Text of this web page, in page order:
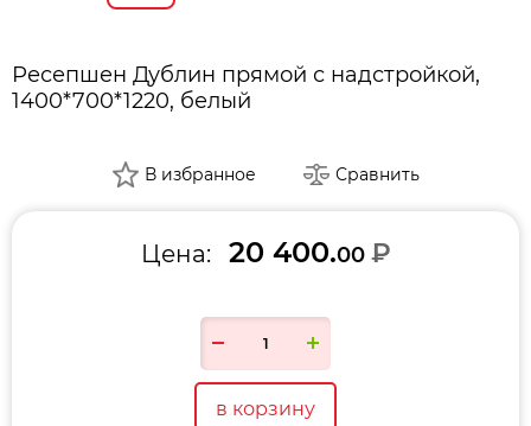
Ресепшен Дублин прямой с надстройкой,
1400*700*1220, белый
В избранное Сравнить
Цена: 20 400.00 ₽
в корзину